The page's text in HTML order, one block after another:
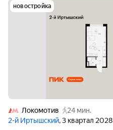
новостройка
Локомотив
24 мин.
2-й Иртышский, 3 квартал 2028